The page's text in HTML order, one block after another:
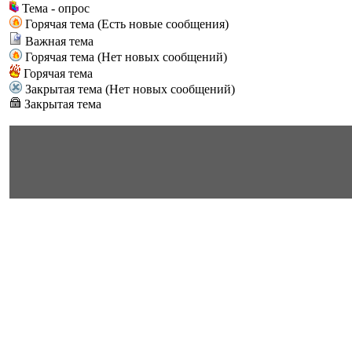
Тема - опрос
Горячая тема (Есть новые сообщения)
Важная тема
Горячая тема (Нет новых сообщений)
Горячая тема
Закрытая тема (Нет новых сообщений)
Закрытая тема